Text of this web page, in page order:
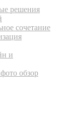
решения
сочетание
и
обзор